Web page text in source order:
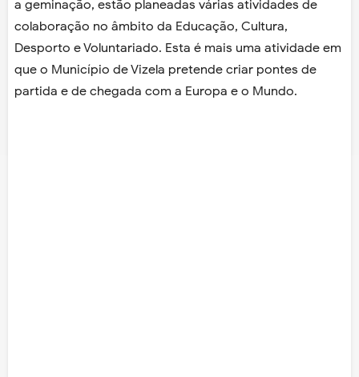
a geminação, estão planeadas várias atividades de
colaboração no âmbito da Educação, Cultura,
Desporto e Voluntariado. Esta é mais uma atividade em
que o Município de Vizela pretende criar pontes de
partida e de chegada com a Europa e o Mundo.